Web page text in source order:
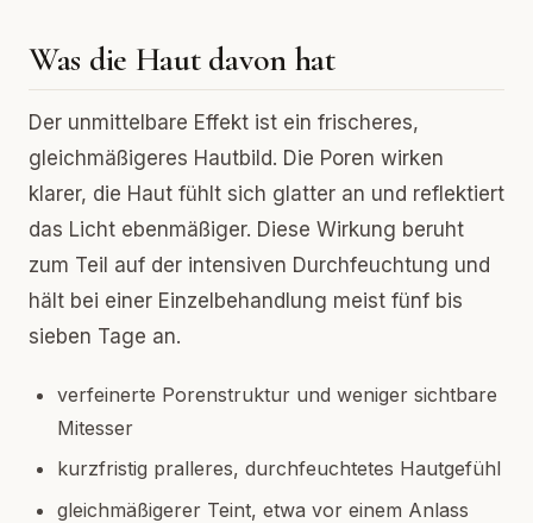
Was die Haut davon hat
Der unmittelbare Effekt ist ein frischeres,
gleichmäßigeres Hautbild. Die Poren wirken
klarer, die Haut fühlt sich glatter an und reflektiert
das Licht ebenmäßiger. Diese Wirkung beruht
zum Teil auf der intensiven Durchfeuchtung und
hält bei einer Einzelbehandlung meist fünf bis
sieben Tage an.
verfeinerte Porenstruktur und weniger sichtbare
Mitesser
kurzfristig pralleres, durchfeuchtetes Hautgefühl
gleichmäßigerer Teint, etwa vor einem Anlass